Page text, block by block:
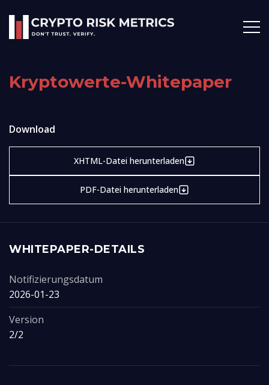
Kryptowerte-Whitepaper
Download
XHTML-Datei herunterladen
PDF-Datei herunterladen
WHITEPAPER-DETAILS
Notifizierungsdatum
2026-01-23
Version
2/2